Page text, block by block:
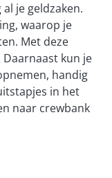
je geldzaken.
waarop je
Met deze
kun je
handig
in het
naar crewbank